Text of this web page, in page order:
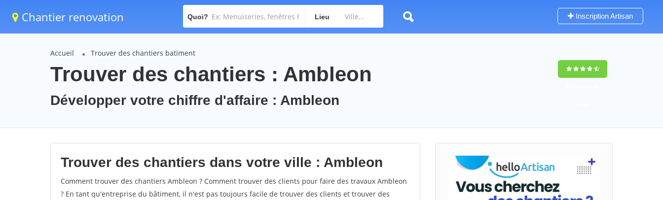
Chantier renovation Quoi? Lieu Inscription Artisan
Accueil Trouver des chantiers batiment
Trouver des chantiers : Ambleon
Développer votre chiffre d'affaire : Ambleon
Trouver des chantiers dans votre ville : Ambleon
Comment trouver des chantiers Ambleon ? Comment trouver des clients pour faire des travaux Ambleon
? En tant qu'entreprise du bâtiment, il n'est pas toujours facile de trouver des clients et trouver des